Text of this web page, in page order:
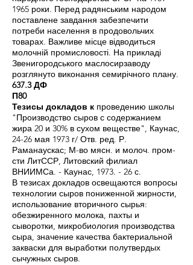
1965 роки. Перед радянським народом
поставлене завдання забезпечити
потреби населення в продовольчих
товарах. Важливе місце відводиться
молочній промисловості. На прикладі
Звенигородського маслосирзаводу
розглянуто виконання семирічного плану.
637.3 ДФ
П80
Тезисы докладов к проведению школы
"Производство сыров с содержанием
жира 20 и 30% в сухом веществе", Каунас,
24-26 мая 1973 г/ Отв. ред. Р.
Раманаускас; М-во мясн. и молоч. пром-
сти ЛитССР, Литовский филиал
ВНИИМСа. - Каунас, 1973. - 26 с.
В тезисах докладов освещаются вопросы
технологии сыров пониженной жирности,
использование вторичного сырья:
обезжиренного молока, пахты и
сыворотки, микробиология производства
сыра, значение качества бактериальной
закваски для выработки полутвердых
сычужных сыров.